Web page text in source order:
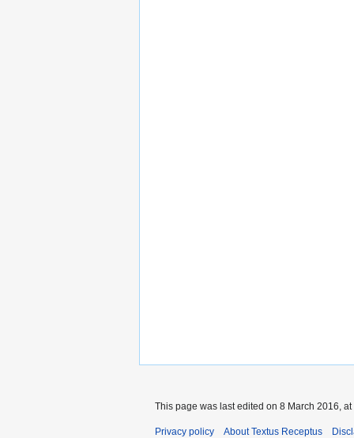
This page was last edited on 8 March 2016, at
Privacy policy About Textus Receptus